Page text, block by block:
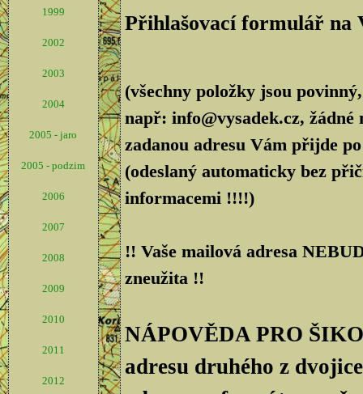
1999
2002
2003
2004
2005 - jaro
2005 - podzim
2006
2007
2008
2009
2010
2011
2012
Přihlašovací formulář na
(všechny položky jsou
např: info@vysadek.cz, žádné
zadanou adresu Vám přijde
(odeslaný automaticky bez
informacemi !!!!)
!! Vaše mailová adresa
zneužita !!
NÁPOVĚDA PRO
adresu druhého z